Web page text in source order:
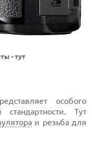
- тут
особого
Тут
и резьба для